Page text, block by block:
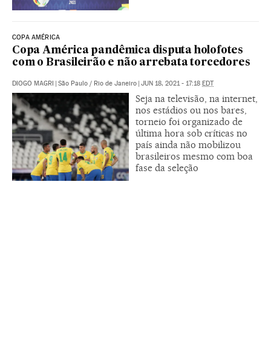
COPA AMÉRICA
Copa América pandêmica disputa holofotes
com o Brasileirão e não arrebata torcedores
DIOGO MAGRI | São Paulo / Rio de Janeiro | JUN 18, 2021 - 17:18 EDT
Seja na televisão, na internet,
nos estádios ou nos bares,
torneio foi organizado de
última hora sob críticas no
país ainda não mobilizou
brasileiros mesmo com boa
fase da seleção